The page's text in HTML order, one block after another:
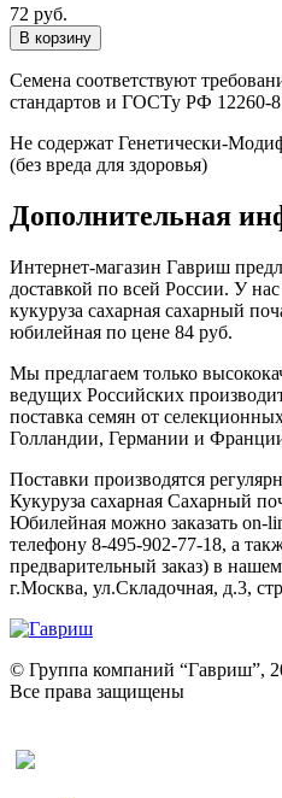
72 руб.
Семена соответствуют
стандартов и ГОСТу РФ 12260-
Не содержат Генетически-
(без вреда для здоровья)
Дополнительная
Интернет-магазин Гавриш
доставкой по всей России. У
кукуруза сахарная сахарный
юбилейная по цене 84 руб.
Мы предлагаем только
ведущих Российских
поставка семян от
Голландии, Германии и
Поставки производятся
Кукуруза сахарная Сахарный
Юбилейная можно заказать on-
телефону 8-495-902-77-18, а
предварительный заказ) в
г.Москва, ул.Складочная, д.3,
© Группа компаний “Гавриш”,
Все права защищены